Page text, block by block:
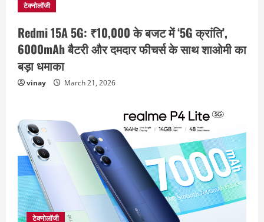
टेक्नोलॉजी
Redmi 15A 5G: ₹10,000 के बजट में ‘5G क्रांति’,
6000mAh बैटरी और दमदार फीचर्स के साथ शाओमी का
बड़ा धमाका
vinay March 21, 2026
टेक्नोलॉजी